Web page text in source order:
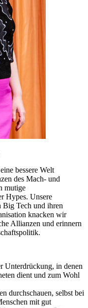
bessere Welt
des Mach- und
mutige
Hypes. Unsere
Big Tech und ihren
knacken wir
Allianzen und erinnern
Unterdrückung, in denen
dient und zum Wohl
durchschauen, selbst bei
mit gut